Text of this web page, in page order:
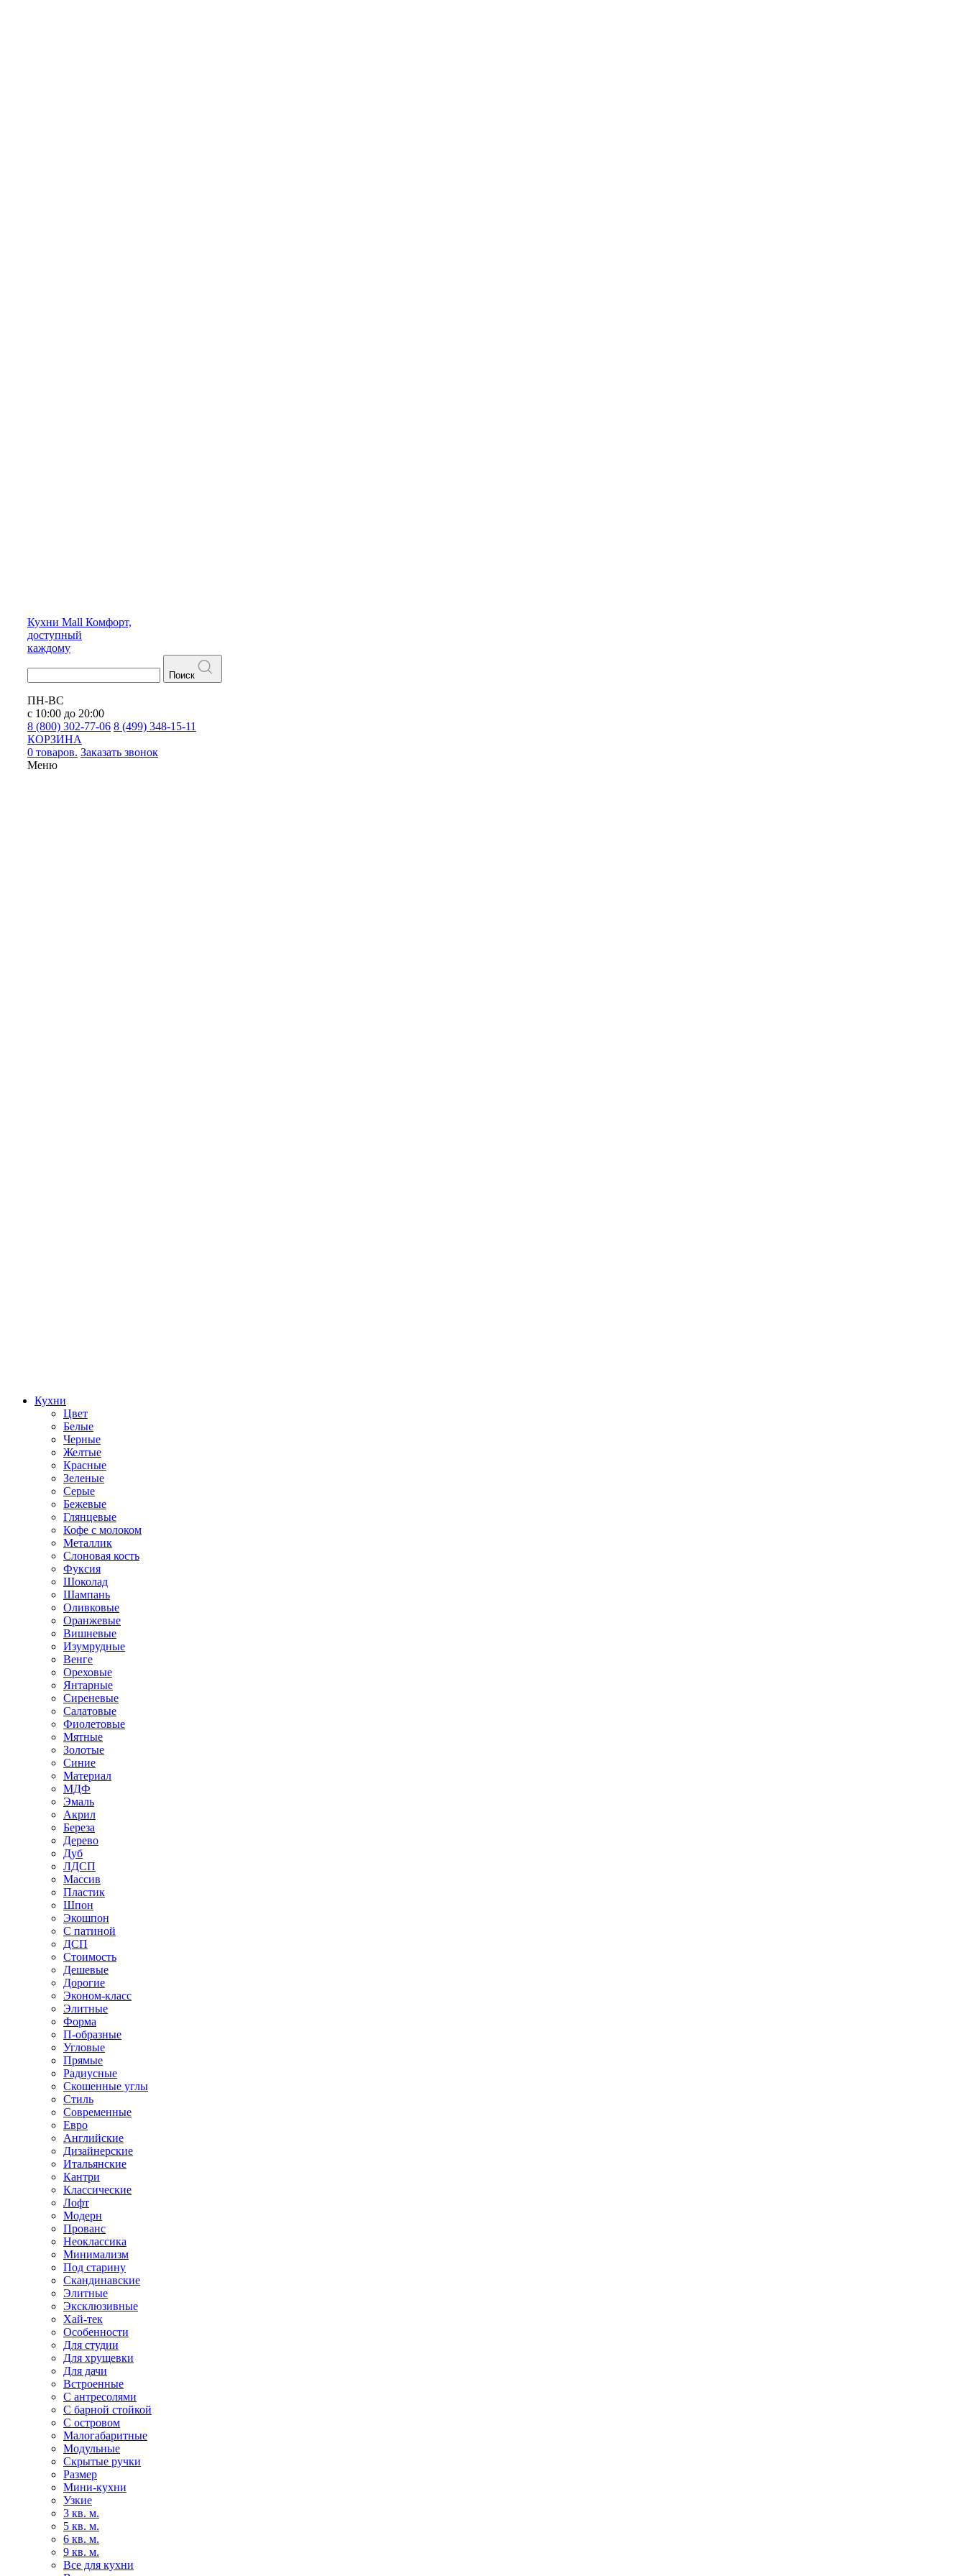
Кухни Mall Комфорт,
доступный
каждому
Поиск
ПН-ВС
с 10:00 до 20:00
8 (800) 302-77-06 8 (499) 348-15-11
КОРЗИНА
0 товаров. Заказать звонок
Меню
Кухни
Цвет
Белые
Черные
Желтые
Красные
Зеленые
Серые
Бежевые
Глянцевые
Кофе с молоком
Металлик
Слоновая кость
Фуксия
Шоколад
Шампань
Оливковые
Оранжевые
Вишневые
Изумрудные
Венге
Ореховые
Янтарные
Сиреневые
Салатовые
Фиолетовые
Мятные
Золотые
Синие
Материал
МДФ
Эмаль
Акрил
Береза
Дерево
Дуб
ЛДСП
Массив
Пластик
Шпон
Экошпон
С патиной
ДСП
Стоимость
Дешевые
Дорогие
Эконом-класс
Элитные
Форма
П-образные
Угловые
Прямые
Радиусные
Скошенные углы
Стиль
Современные
Евро
Английские
Дизайнерские
Итальянские
Кантри
Классические
Лофт
Модерн
Прованс
Неоклассика
Минимализм
Под старину
Скандинавские
Элитные
Эксклюзивные
Хай-тек
Особенности
Для студии
Для хрущевки
Для дачи
Встроенные
С антресолями
С барной стойкой
С островом
Малогабаритные
Модульные
Скрытые ручки
Размер
Мини-кухни
Узкие
3 кв. м.
5 кв. м.
6 кв. м.
9 кв. м.
Все для кухни